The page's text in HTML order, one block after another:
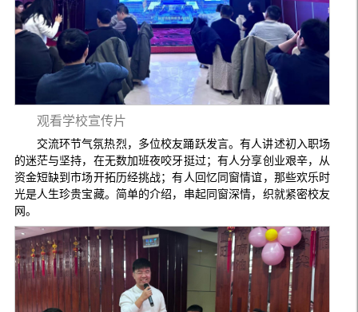
观看学校宣传片
交流环节气氛热烈，多位校友踊跃发言。有人讲述初入职场
的迷茫与坚持，在无数加班夜咬牙挺过；有人分享创业艰辛，从
资金短缺到市场开拓历经挑战；有人回忆同窗情谊，那些欢乐时
光是人生珍贵宝藏。简单的介绍，串起同窗深情，织就紧密校友
网。